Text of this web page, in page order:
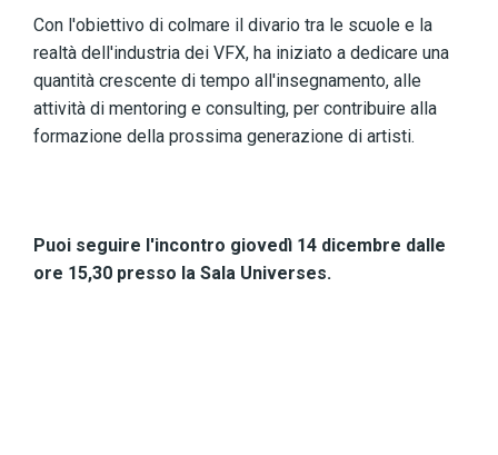
Con l'obiettivo di colmare il divario tra le scuole e la
realtà dell'industria dei VFX, ha iniziato a dedicare una
quantità crescente di tempo all'insegnamento, alle
attività di mentoring e consulting, per contribuire alla
formazione della prossima generazione di artisti.
Puoi seguire l'incontro giovedì 14 dicembre dalle
ore 15,30 presso la Sala Universes.